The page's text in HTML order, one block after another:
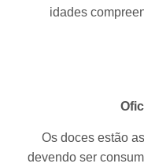
idades
Os doces estão
devendo ser